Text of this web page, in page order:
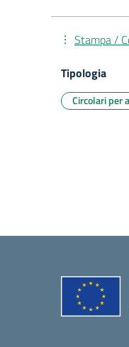
Stampa /
Tipologia
Circolari per